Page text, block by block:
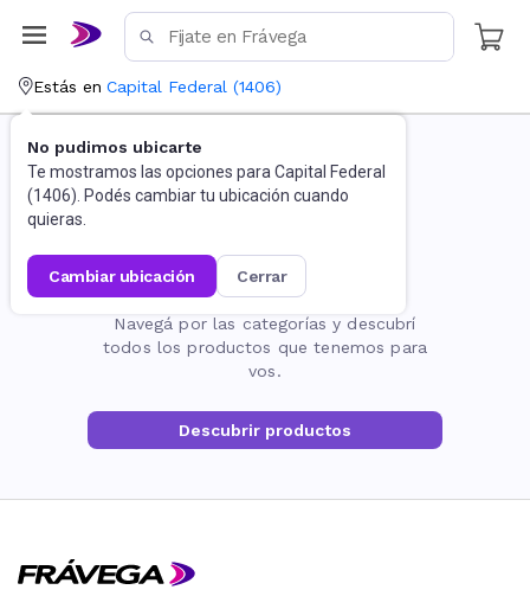
Estás en Capital Federal (1406)
No pudimos ubicarte
Te mostramos las opciones para Capital Federal
(1406). Podés cambiar tu ubicación cuando
quieras.
cambiar ubicación cerrar
La página no existe
Navegá por las categorías y descubrí
todos los productos que tenemos para
vos.
Descubrir productos